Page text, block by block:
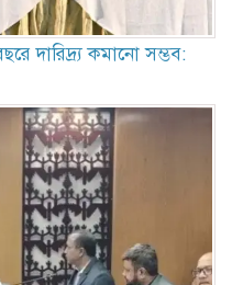
দারিদ্র্য কমানো সম্ভব: